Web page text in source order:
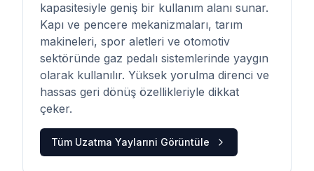
kapasitesiyle geniş bir kullanım alanı sunar.
Kapı ve pencere mekanizmaları, tarım
makineleri, spor aletleri ve otomotiv
sektöründe gaz pedalı sistemlerinde yaygın
olarak kullanılır. Yüksek yorulma direnci ve
hassas geri dönüş özellikleriyle dikkat
çeker.
Tüm Uzatma Yaylarıni Görüntüle